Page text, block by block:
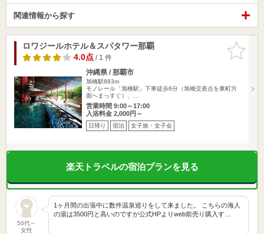
関連情報から探す
お気に入
りに追加
ロワジールホテル＆スパタワー那覇
4.0点/ 1 件
沖縄県 / 那覇市
旭橋駅883m
モノレール「旭橋駅」下車徒歩6分（旭橋交差点を東町方
面へまっすぐ）、…
営業時間 9:00～17:00
入浴料金 2,000円～
日帰り 宿泊 女子旅・女子会
楽天トラベルの宿泊プランを見る
50代～
女性
1ヶ月間の出張中に数件温泉巡りをして来ました。 こちらの海人
の湯は3500円と高いのですが公式HPよりweb前売り購入す…